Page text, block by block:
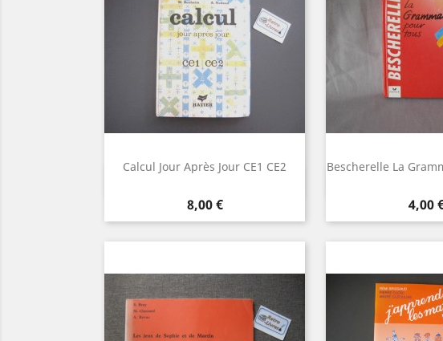
Calcul Jour Après Jour CE1 CE2
Prix
8,00 €
Bescherelle La
Prix
4,00